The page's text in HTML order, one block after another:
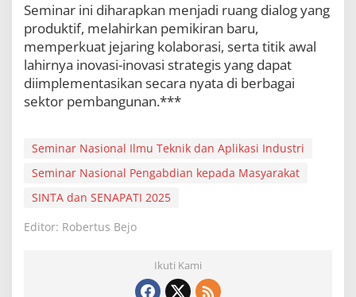
Seminar ini diharapkan menjadi ruang dialog yang
produktif, melahirkan pemikiran baru,
memperkuat jejaring kolaborasi, serta titik awal
lahirnya inovasi-inovasi strategis yang dapat
diimplementasikan secara nyata di berbagai
sektor pembangunan.***
Seminar Nasional Ilmu Teknik dan Aplikasi Industri
Seminar Nasional Pengabdian kepada Masyarakat
SINTA dan SENAPATI 2025
Editor: Robertus Bejo
Ikuti Kami